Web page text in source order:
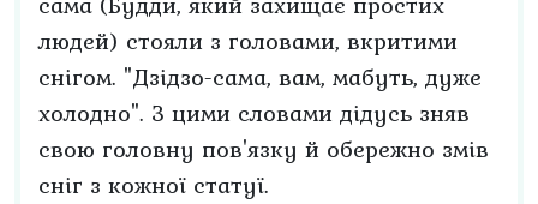
людей) стояли з головами, вкритими
снігом. "Дзідзо-сама, вам, мабуть, дуже
холодно". З цими словами дідусь зняв
свою головну пов'язку й обережно змів
сніг з кожної статуї.